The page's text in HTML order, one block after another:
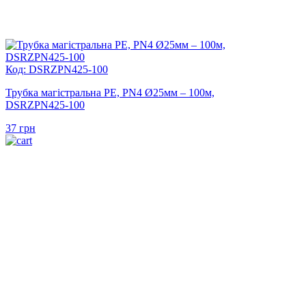
Код: DSRZPN425-100
Трубка магістральна PE, PN4 Ø25мм – 100м,
DSRZPN425-100
37 грн